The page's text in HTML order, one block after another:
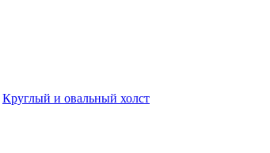
Круглый и овальный холст